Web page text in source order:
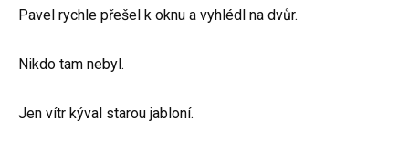
Pavel rychle přešel k oknu a vyhlédl na dvůr.
Nikdo tam nebyl.
Jen vítr kýval starou jabloní.